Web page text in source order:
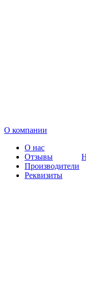
О компании
О нас
Отзывы
Производители
Реквизиты